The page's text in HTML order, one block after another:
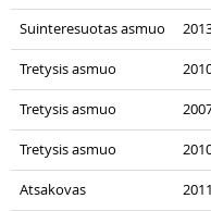
Suinteresuotas asmuo
Tretysis asmuo
Tretysis asmuo
Tretysis asmuo
Atsakovas